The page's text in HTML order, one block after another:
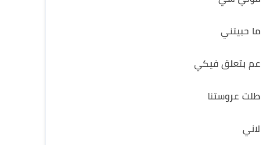
ما حبيتني
عم بتعلق فيكي
طلت عروستنا
لاني